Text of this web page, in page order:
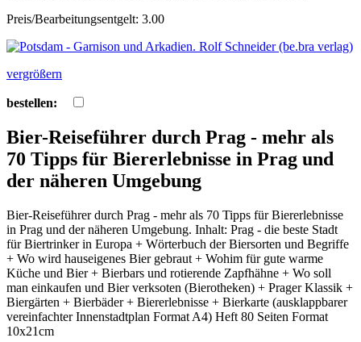
Preis/Bearbeitungsentgelt: 3.00
vergrößern
bestellen:
Bier-Reiseführer durch Prag - mehr als
70 Tipps für Biererlebnisse in Prag und
der näheren Umgebung
Bier-Reiseführer durch Prag - mehr als 70 Tipps für Biererlebnisse
in Prag und der näheren Umgebung. Inhalt: Prag - die beste Stadt
für Biertrinker in Europa + Wörterbuch der Biersorten und Begriffe
+ Wo wird hauseigenes Bier gebraut + Wohim für gute warme
Küche und Bier + Bierbars und rotierende Zapfhähne + Wo soll
man einkaufen und Bier verksoten (Bierotheken) + Prager Klassik +
Biergärten + Bierbäder + Biererlebnisse + Bierkarte (ausklappbarer
vereinfachter Innenstadtplan Format A4) Heft 80 Seiten Format
10x21cm